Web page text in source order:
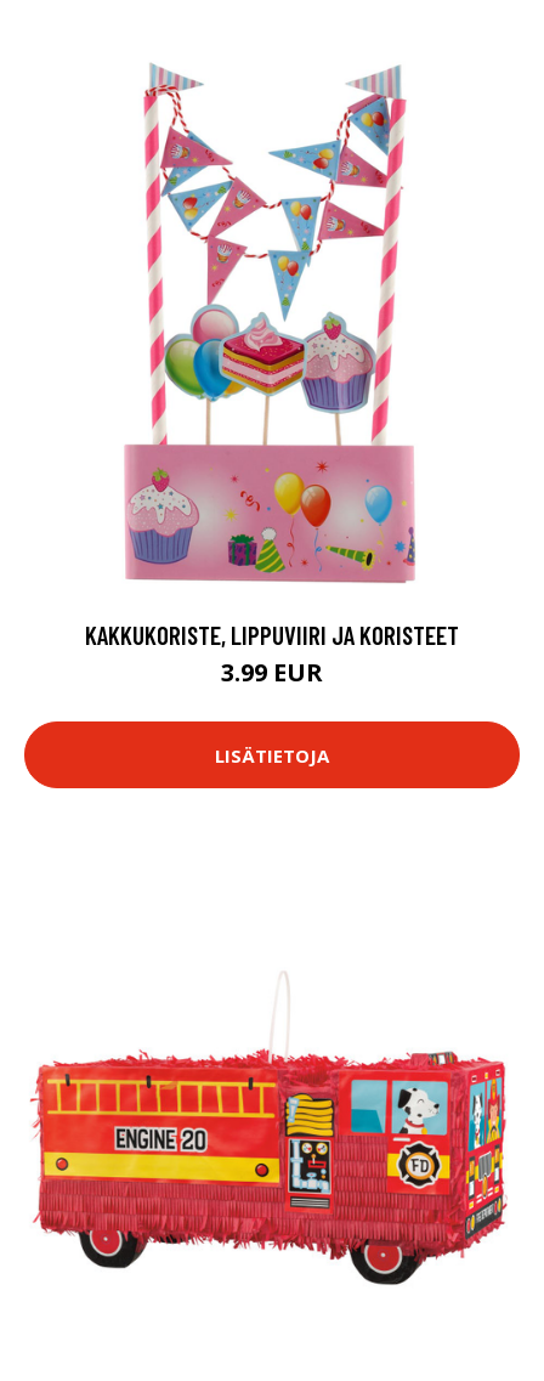
KAKKUKORISTE, LIPPUVIIRI JA KORISTEET
3.99 EUR
LISÄTIETOJA